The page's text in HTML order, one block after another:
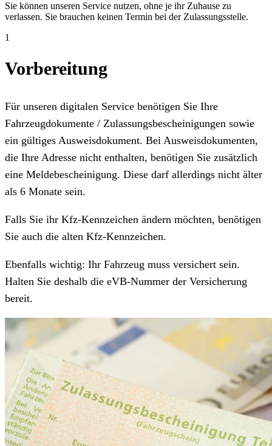
Sie können unseren Service nutzen, ohne je ihr Zuhause zu
verlassen. Sie brauchen keinen Termin bei der Zulassungsstelle.
1
Vorbereitung
Für unseren digitalen Service benötigen Sie Ihre
Fahrzeugdokumente / Zulassungsbescheinigungen sowie
ein gültiges Ausweisdokument. Bei Ausweisdokumenten,
die Ihre Adresse nicht enthalten, benötigen Sie zusätzlich
eine Meldebescheinigung. Diese darf allerdings nicht älter
als 6 Monate sein.
Falls Sie ihr Kfz-Kennzeichen ändern möchten, benötigen
Sie auch die alten Kfz-Kennzeichen.
Ebenfalls wichtig: Ihr Fahrzeug muss versichert sein.
Halten Sie deshalb die eVB-Nummer der Versicherung
bereit.